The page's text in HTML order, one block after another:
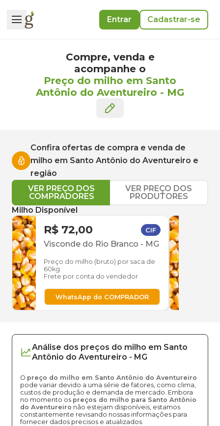
Entrar Cadastrar-se
Compre, venda e
acompanhe o
Preço do milho em Santo
Antônio do Aventureiro - MG
Confira ofertas de compra e venda de
milho em Santo Antônio do Aventureiro e
região
VER PREÇO DOS
COMPRADORES
VER PREÇO DOS
PRODUTORES
Milho Disponível
R$ 72,00 CIF
Visconde do Rio Branco - MG
Preço do milho (bruto) por saca de
60kg
Frete por conta do vendedor
WhatsApp do COMPRADOR
Análise dos preços do milho em Santo
Antônio do Aventureiro - MG
O preço do milho em Santo Antônio do Aventureiro
pode variar devido a uma série de fatores, como clima,
custos de produção e demanda de mercado. Embora
no momento os preços do milho para Santo Antônio
do Aventureiro não estejam disponíveis, estamos
constantemente revisando nossas informações para
fornecer dados precisos e atualizados.